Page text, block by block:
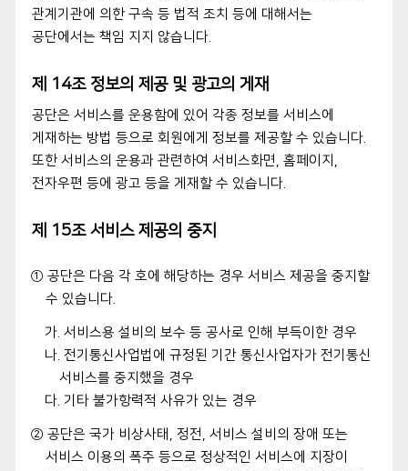
관계기관에 의한 구속 등 법적 조치 등에 대해서는
공단에서는 책임 지지 않습니다.
제 14조 정보의 제공 및 광고의 게재
공단은 서비스를 운용함에 있어 각종 정보를 서비스에
게재하는 방법 등으로 회원에게 정보를 제공할 수 있습니다.
또한 서비스의 운용과 관련하여 서비스화면, 홈페이지,
전자우편 등에 광고 등을 게재할 수 있습니다.
제 15조 서비스 제공의 중지
① 공단은 다음 각 호에 해당하는 경우 서비스 제공을 중지할
수 있습니다.
가. 서비스용 설비의 보수 등 공사로 인해 부득이한 경우
나. 전기통신사업법에 규정된 기간 통신사업자가 전기통신
서비스를 중지했을 경우
다. 기타 불가항력적 사유가 있는 경우
② 공단은 국가 비상사태, 정전, 서비스 설비의 장애 또는
서비스 이용의 폭주 등으로 정상적인 서비스에 지장이